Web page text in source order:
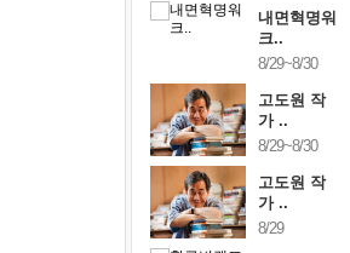
내면혁명워
크..
8/29~8/30
고도원 작
가 ..
8/29~8/30
고도원 작
가 ..
8/29